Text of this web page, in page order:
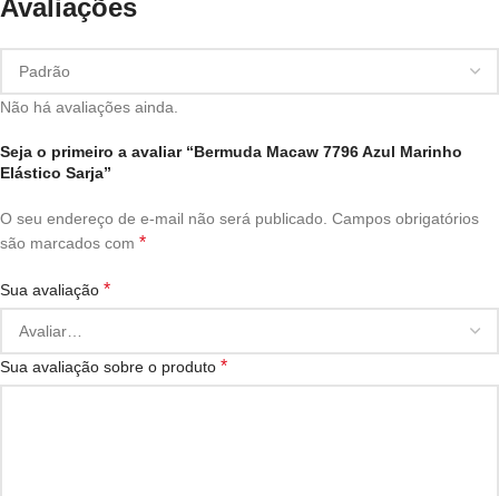
Avaliações
Não há avaliações ainda.
Seja o primeiro a avaliar “Bermuda Macaw 7796 Azul Marinho
Elástico Sarja”
O seu endereço de e-mail não será publicado. Campos obrigatórios
são marcados com *
Sua avaliação *
Sua avaliação sobre o produto *